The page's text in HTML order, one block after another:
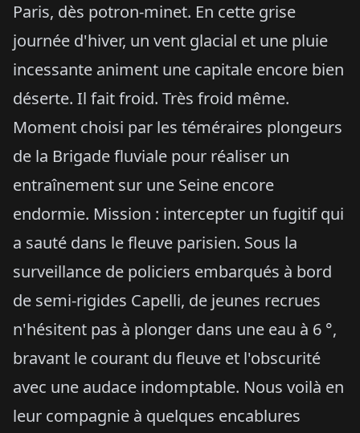
Paris, dès potron-minet. En cette grise
journée d'hiver, un vent glacial et une pluie
incessante animent une capitale encore bien
déserte. Il fait froid. Très froid même.
Moment choisi par les téméraires plongeurs
de la Brigade fluviale pour réaliser un
entraînement sur une Seine encore
endormie. Mission : intercepter un fugitif qui
a sauté dans le fleuve parisien. Sous la
surveillance de policiers embarqués à bord
de semi-rigides Capelli, de jeunes recrues
n'hésitent pas à plonger dans une eau à 6 °,
bravant le courant du fleuve et l'obscurité
avec une audace indomptable. Nous voilà en
leur compagnie à quelques encablures